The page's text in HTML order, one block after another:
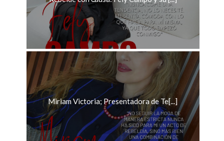
Miriam Victoria; Presentadora de Te[...]